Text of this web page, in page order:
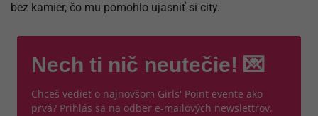
bez kamier, čo mu pomohlo ujasniť si city.
Nech ti nič neutečie! 💌
Chceš vedieť o najnovšom Girls' Point evente ako
prvá? Prihlás sa na odber e-mailových newslettrov.